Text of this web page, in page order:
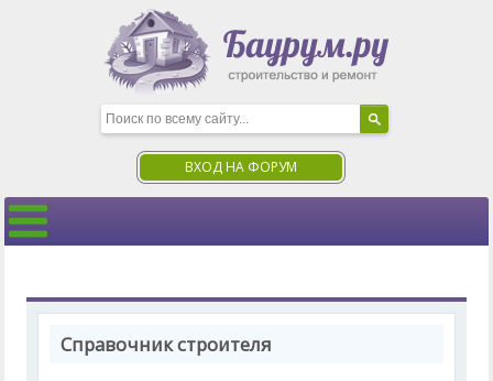
ВХОД НА ФОРУМ
Справочник строителя